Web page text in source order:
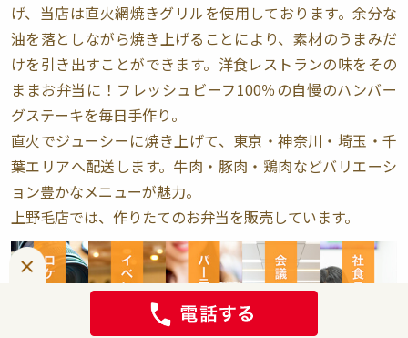
げ、当店は直火網焼きグリルを使用しております。余分な
油を落としながら焼き上げることにより、素材のうまみだ
けを引き出すことができます。洋食レストランの味をその
ままお弁当に！フレッシュビーフ100％の自慢のハンバー
グステーキを毎日手作り。
直火でジューシーに焼き上げて、東京・神奈川・埼玉・千
葉エリアへ配送します。牛肉・豚肉・鶏肉などバリエーシ
ョン豊かなメニューが魅力。
上野毛店では、作りたてのお弁当を販売しています。